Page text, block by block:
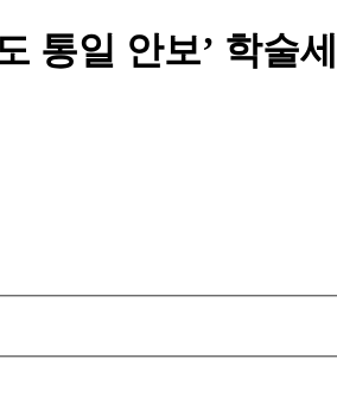
통일 안보’ 학술